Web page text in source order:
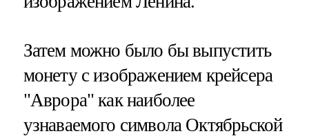
Затем можно было бы выпустить
монету с изображением крейсера
"Аврора" как наиболее
узнаваемого символа Октябрьской